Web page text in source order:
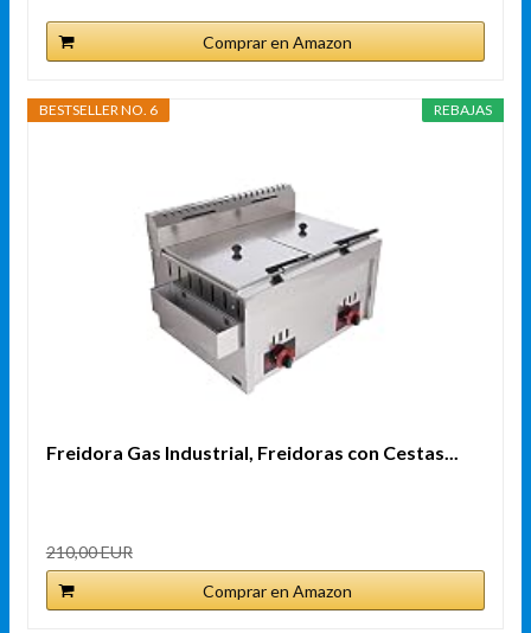
Comprar en Amazon
REBAJAS
BESTSELLER NO. 6
Freidora Gas Industrial, Freidoras con Cestas...
210,00 EUR
Comprar en Amazon